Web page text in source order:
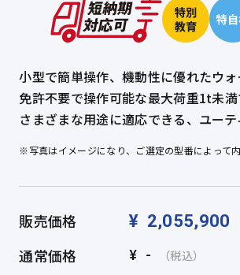
小型で簡単操作、機動性に優れたウ
免許不要で操作可能な最大荷重1t未
さまざまな用途に適応できる、ユー
※写真はイメージになり、ご選定の型番によって
販売価格 ¥ 2,055,900
通常価格 ¥ - （税込）